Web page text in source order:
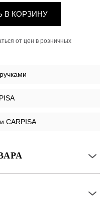
В КОРЗИНУ
от цен в розничных
CARPISA